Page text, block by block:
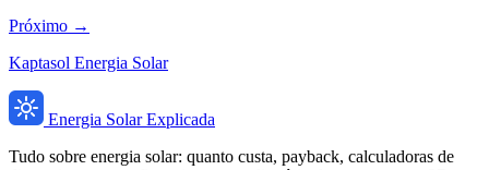
Próximo →
Kaptasol Energia Solar
Energia Solar Explicada
Tudo sobre energia solar: quanto custa, payback, calculadoras de